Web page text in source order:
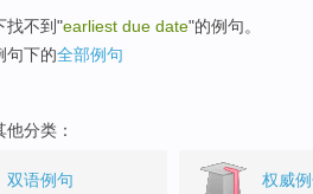
找不到"earliest due date"的例句。
句下的全部例句
分类：
双语例句 权威